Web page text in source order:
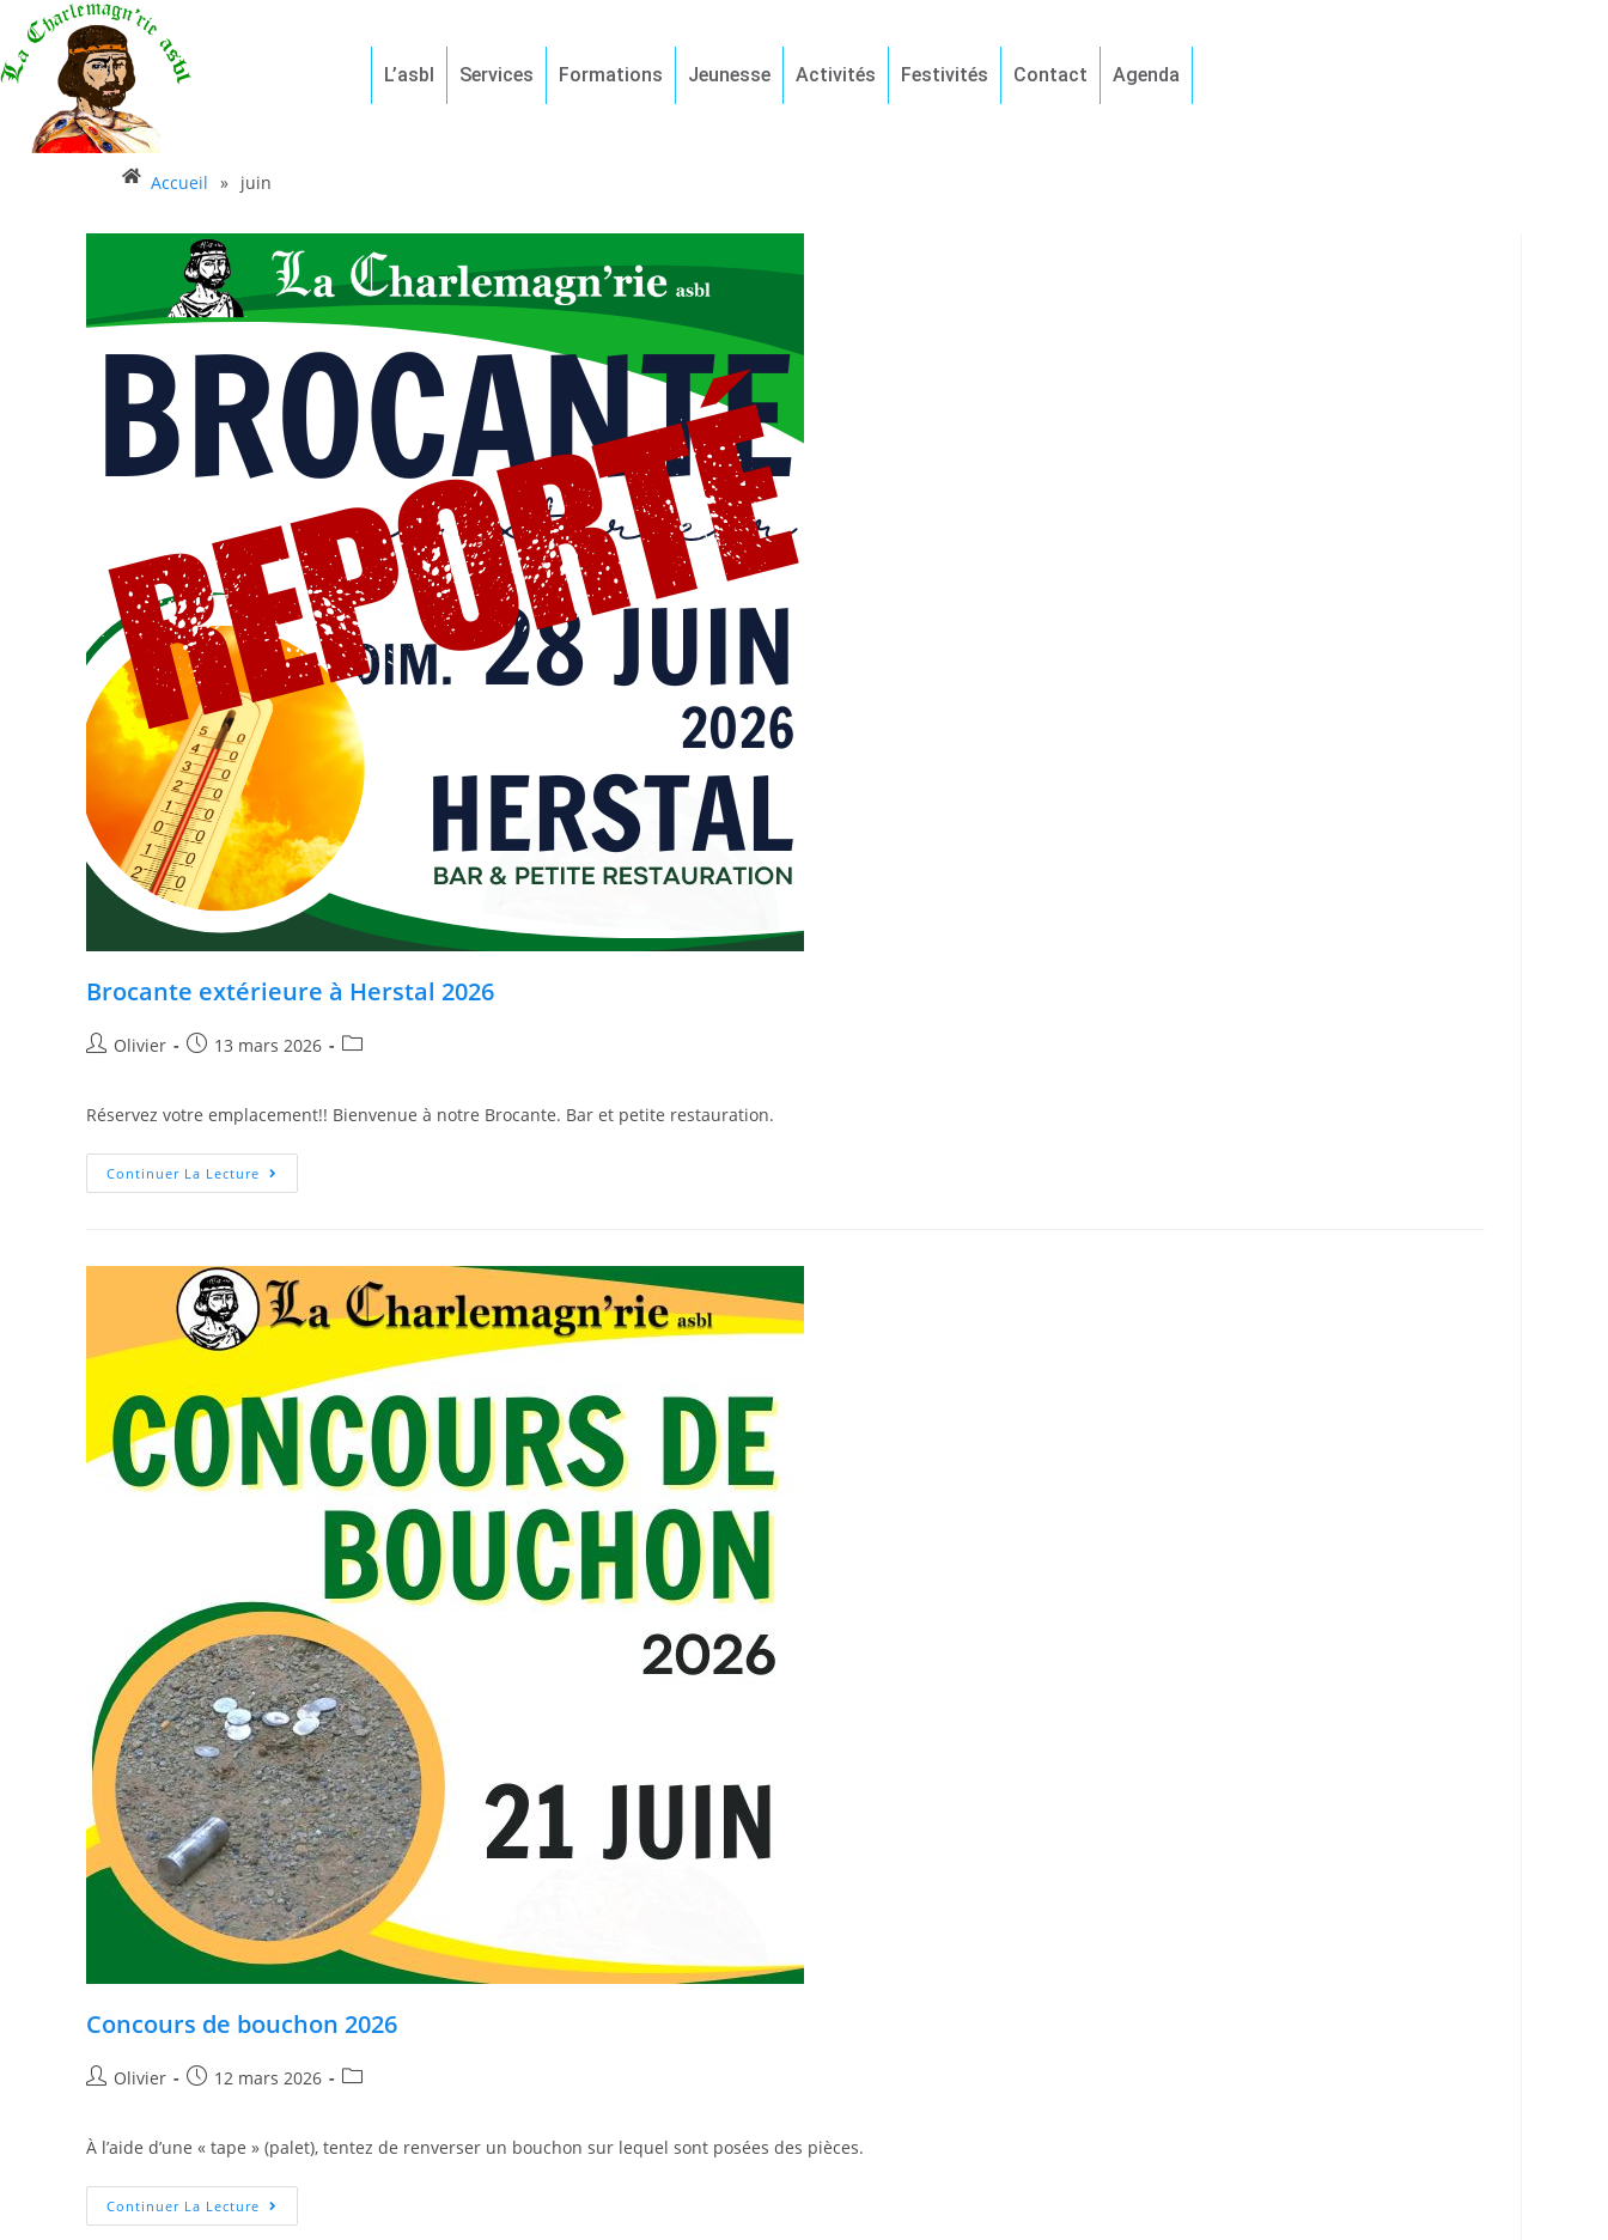
L’asbl Services Formations Jeunesse Activités Festivités Contact Agenda
Accueil » juin
Brocante extérieure à Herstal 2026
Olivier 13 mars 2026
Réservez votre emplacement!! Bienvenue à notre Brocante. Bar et petite restauration.
Continuer La Lecture
Concours de bouchon 2026
Olivier 12 mars 2026
À l’aide d’une « tape » (palet), tentez de renverser un bouchon sur lequel sont posées des pièces.
Continuer La Lecture